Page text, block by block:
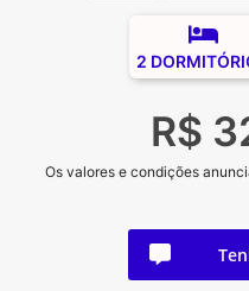
2
R$
Os valores e condições